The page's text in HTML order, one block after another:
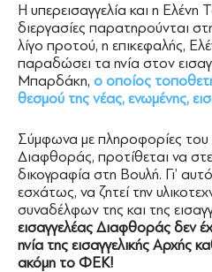
Η υπερεισαγγελία και η Ελένη
διεργασίες παρατηρούνται
λίγο προτού, η επικεφαλής,
παραδώσει τα ηνία στον
Μπαρδάκη, ο οποίος
θεσμού της νέας, ενωμένης,
Σύμφωνα με πληροφορίες του
Διαφθοράς, προτίθεται να
δικογραφία στη Βουλή. Γι’
εσχάτως, να ζητεί την
συναδέλφων της και της
εισαγγελέας Διαφθοράς δεν
ηνία της εισαγγελικής Αρχής
ακόμη το ΦΕΚ!